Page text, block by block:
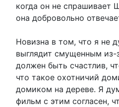
когда он не спрашивает
она добровольно
Новизна в том, что я не
выглядит смущенным из-
должен быть счастлив,
что такое охотничий
домиком на дереве. Я
фильм с этим согласен,